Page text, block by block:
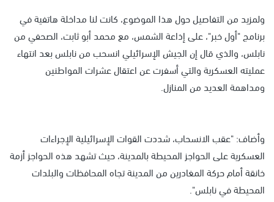
ولمزيد من التفاصيل حول هذا الموضوع، كانت لنا مداخلة هاتفية في
برنامج "أول خبر"، على إذاعة الشمس، مع محمد أبو ثابت، الصحفي من
نابلس، والذي قال إن الجيش الإسرائيلي انسحب من نابلس بعد انتهاء
عمليته العسكرية والتي أسفرت عن اعتقال عشرات المواطنين
ومداهمة العديد من المنازل.
وأضاف: "عقب الانسحاب، شددت القوات الإسرائيلية الإجراءات
العسكرية على الحواجز المحيطة بالمدينة، حيث تشهد هذه الحواجز أزمة
خانقة أمام حركة المغادرين من المدينة تجاه المحافظات والبلدات
المحيطة في نابلس".